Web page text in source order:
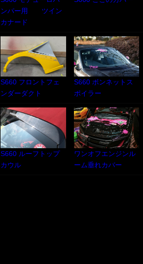
ンパー用 ツイン
カナード
S660 フロントフェ
ンダーダクト
S660 ボンネットス
ポイラー
S660 ルーフトップ
カウル
ワンオフエンジンル
ーム垂れカバー